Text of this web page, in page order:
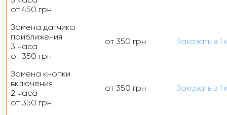
от 450 грн
Замена датчика
приближения
3 часа
от 350 грн
от 350 грн Заказатьв 1
Замена кнопки
включения
2 часа
от 350 грн
от 350 грн Заказатьв 1